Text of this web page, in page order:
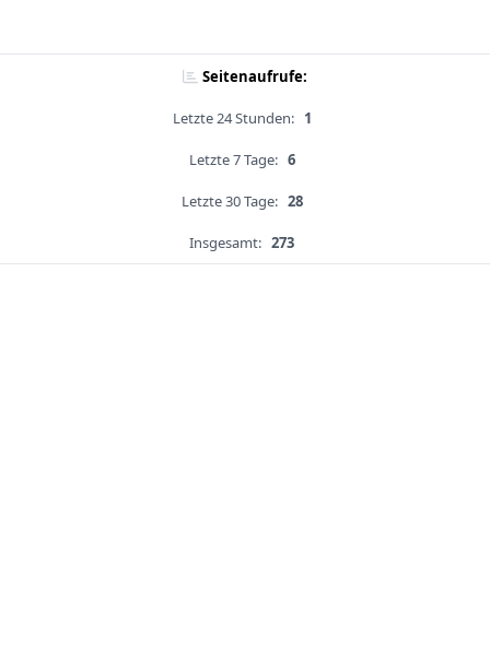
Seitenaufrufe:
Letzte 24 Stunden: 1
Letzte 7 Tage: 6
Letzte 30 Tage: 28
Insgesamt: 273